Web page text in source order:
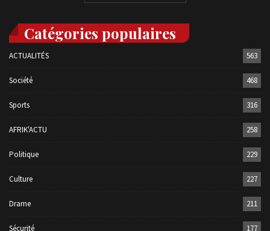
Catégories populaires
ACTUALITÉS 563
Société 468
Sports 316
AFRIK'ACTU 258
Politique 229
Culture 227
Drame 211
Sécurité 177